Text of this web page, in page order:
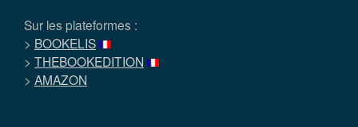
Sur les plateformes :
> BOOKELIS
> THEBOOKEDITION
> AMAZON